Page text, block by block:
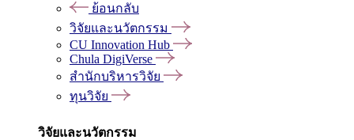
ย้อนกลับ
วิจัยและนวัตกรรม
CU Innovation Hub
Chula DigiVerse
สำนักบริหารวิจัย
ทุนวิจัย
วิจัยและนวัตกรรม